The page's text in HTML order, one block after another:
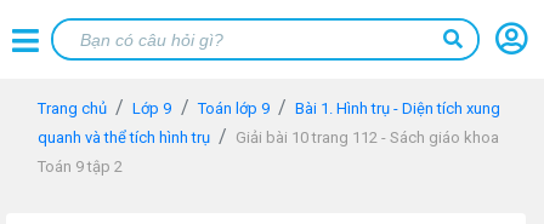
Trang chủ Lớp 9 Toán lớp 9
Bài 1. Hình trụ - Diện tích xung
quanh và thể tích hình trụ
Giải bài 10 trang 112 - Sách giáo khoa
Toán 9 tập 2